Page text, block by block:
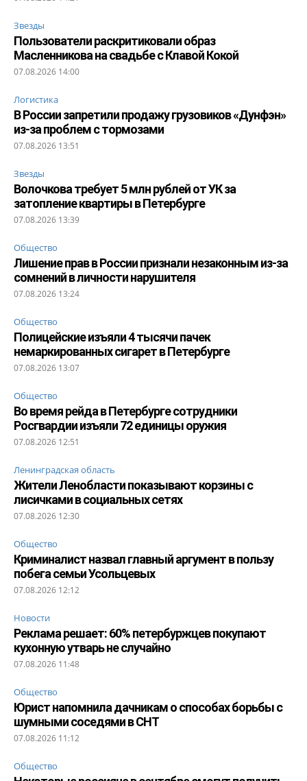
Звезды
Пользователи раскритиковали образ
Масленникова на свадьбе с Клавой Кокой
07.08.2026 14:00
Логистика
В России запретили продажу грузовиков «Дунфэн»
из-за проблем с тормозами
07.08.2026 13:51
Звезды
Волочкова требует 5 млн рублей от УК за
затопление квартиры в Петербурге
07.08.2026 13:39
Общество
Лишение прав в России признали незаконным из-за
сомнений в личности нарушителя
07.08.2026 13:24
Общество
Полицейские изъяли 4 тысячи пачек
немаркированных сигарет в Петербурге
07.08.2026 13:07
Общество
Во время рейда в Петербурге сотрудники
Росгвардии изъяли 72 единицы оружия
07.08.2026 12:51
Ленинградская область
Жители Ленобласти показывают корзины с
лисичками в социальных сетях
07.08.2026 12:30
Общество
Криминалист назвал главный аргумент в пользу
побега семьи Усольцевых
07.08.2026 12:12
Новости
Реклама решает: 60% петербуржцев покупают
кухонную утварь не случайно
07.08.2026 11:48
Общество
Юрист напомнила дачникам о способах борьбы с
шумными соседями в СНТ
07.08.2026 11:12
Общество